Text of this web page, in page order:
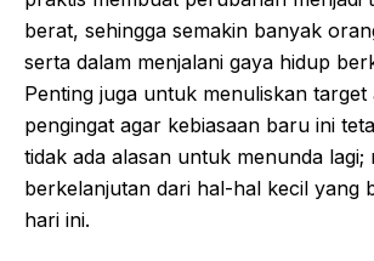
berat, sehingga semakin banyak
serta dalam menjalani gaya hidup
Penting juga untuk menuliskan target
pengingat agar kebiasaan baru ini
tidak ada alasan untuk menunda lagi;
berkelanjutan dari hal-hal kecil yang
hari ini.